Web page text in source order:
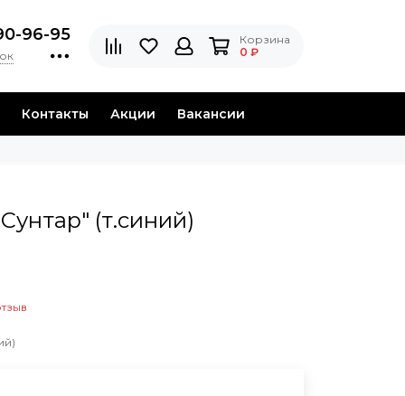
96-95
Корзина
0 ₽
Контакты Акции Вакансии
(т.синий)